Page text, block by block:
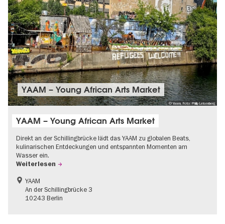
© Yaam, Foto: Philip Leisenberg
YAAM – Young African Arts Market
YAAM – Young African Arts Market
Direkt an der Schillingbrücke lädt das YAAM zu globalen Beats,
kulinarischen Entdeckungen und entspannten Momenten am
Wasser ein.
Weiterlesen
YAAM
An der Schillingbrücke 3
10243 Berlin